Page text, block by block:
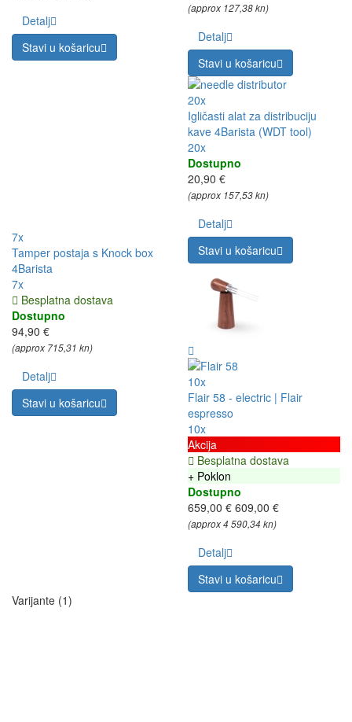
Detalj
Stavi u košaricu
(approx 127,38 kn)
Detalj
Stavi u košaricu
7x
Tamper postaja s Knock box
4Barista
7x
Besplatna dostava
Dostupno
94,90 €
(approx 715,31 kn)
Detalj
Stavi u košaricu
20x
Igličasti alat za distribuciju
kave 4Barista (WDT tool)
20x
Dostupno
20,90 €
(approx 157,53 kn)
Detalj
Stavi u košaricu
10x
Flair 58 - electric | Flair
espresso
10x
Akcija
Besplatna dostava
+ Poklon
Dostupno
659,00 € 609,00 €
(approx 4 590,34 kn)
Detalj
Stavi u košaricu
Varijante (1)